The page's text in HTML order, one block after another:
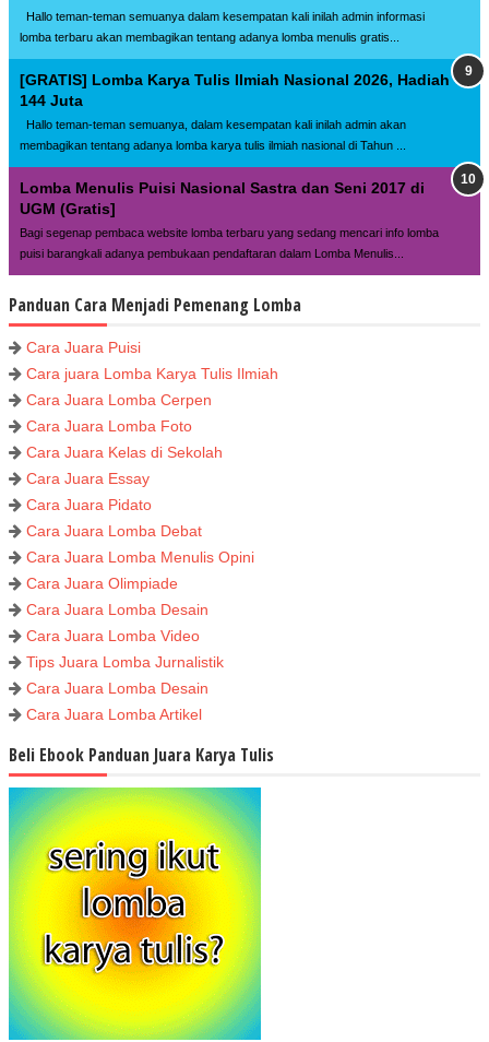
Hallo teman-teman semuanya dalam kesempatan kali inilah admin informasi
lomba terbaru akan membagikan tentang adanya lomba menulis gratis...
[GRATIS] Lomba Karya Tulis Ilmiah Nasional 2026, Hadiah
144 Juta
Hallo teman-teman semuanya, dalam kesempatan kali inilah admin akan
membagikan tentang adanya lomba karya tulis ilmiah nasional di Tahun ...
Lomba Menulis Puisi Nasional Sastra dan Seni 2017 di
UGM (Gratis]
Bagi segenap pembaca website lomba terbaru yang sedang mencari info lomba
puisi barangkali adanya pembukaan pendaftaran dalam Lomba Menulis...
Panduan Cara Menjadi Pemenang Lomba
Cara Juara Puisi
Cara juara Lomba Karya Tulis Ilmiah
Cara Juara Lomba Cerpen
Cara Juara Lomba Foto
Cara Juara Kelas di Sekolah
Cara Juara Essay
Cara Juara Pidato
Cara Juara Lomba Debat
Cara Juara Lomba Menulis Opini
Cara Juara Olimpiade
Cara Juara Lomba Desain
Cara Juara Lomba Video
Tips Juara Lomba Jurnalistik
Cara Juara Lomba Desain
Cara Juara Lomba Artikel
Beli Ebook Panduan Juara Karya Tulis